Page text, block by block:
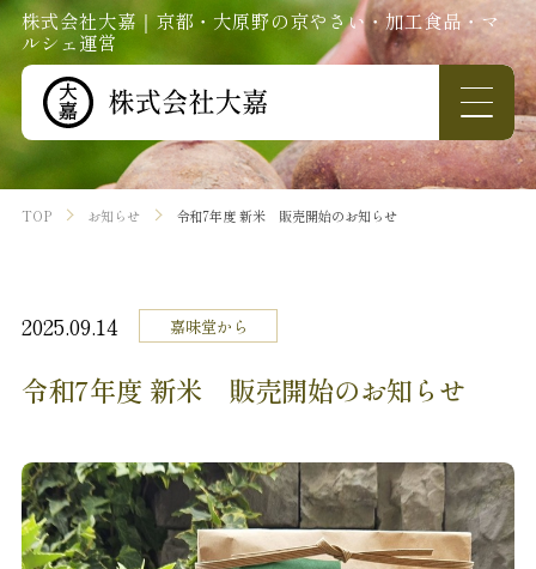
株式会社大嘉｜京都・大原野の京やさい・加工食品・マ
ルシェ運営
TOP お知らせ 令和7年度 新米 販売開始のお知らせ
2025.09.14 嘉味堂から
令和7年度 新米 販売開始のお知らせ